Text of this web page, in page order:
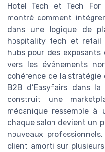
Hotel Tech et Tech For
montré comment
dans une logique de
hospitality tech et retail
hubs pour des
vers les événements
cohérence de la stratégie
B2B d’Easyfairs dans
construit une
mécanique ressemble à
chaque salon devient un
nouveaux
client amorti sur